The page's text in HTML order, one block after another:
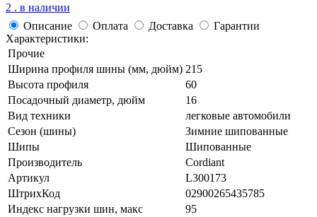
2 . в наличии
Описание
Оплата Доставка
Гарантии
Характеристики:
Прочие
Ширина профиля шины (мм, дюйм) 215
Высота профиля
60
Посадочный диаметр, дюйм
16
Вид техники
легковые автомобили
Сезон (шины)
Зимние шипованные
Шипы
Шипованные
Производитель
Cordiant
Артикул
L300173
ШтрихКод
02900265435785
Индекс нагрузки шин, макс
95